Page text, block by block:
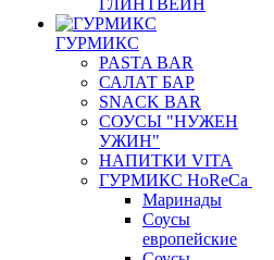
ГЛИНТВЕЙН
ГУРМИКС
PASTA BAR
САЛАТ БАР
SNACK BAR
СОУСЫ "НУЖЕН
УЖИН"
НАПИТКИ VITA
ГУРМИКС HoReCa
Маринады
Соусы
европейские